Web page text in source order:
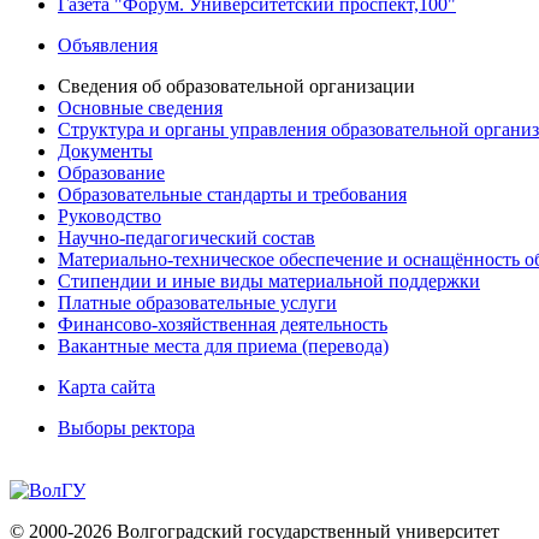
Газета "Форум. Университетский проспект,100"
Объявления
Сведения об образовательной организации
Основные сведения
Структура и органы управления образовательной
Документы
Образование
Образовательные стандарты и требования
Руководство
Научно-педагогический состав
Материально-техническое обеспечение и оснащённость
Стипендии и иные виды материальной поддержки
Платные образовательные услуги
Финансово-хозяйственная деятельность
Вакантные места для приема (перевода)
Карта сайта
Выборы ректора
© 2000-2026 Волгоградский государственный университет